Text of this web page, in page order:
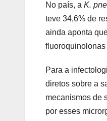
No país, a K.
teve 34,6% de
ainda aponta
fluoroquinolonas
Para a
diretos sobre a
mecanismos de
por esses